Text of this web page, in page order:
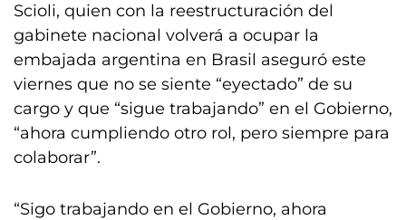
Scioli, quien con la reestructuración del
gabinete nacional volverá a ocupar la
embajada argentina en Brasil aseguró este
viernes que no se siente “eyectado” de su
cargo y que “sigue trabajando” en el Gobierno,
“ahora cumpliendo otro rol, pero siempre para
colaborar”.
“Sigo trabajando en el Gobierno, ahora